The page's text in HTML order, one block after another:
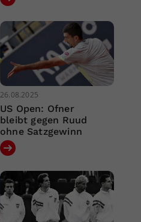
26.08.2025
US Open: Ofner
bleibt gegen Ruud
ohne Satzgewinn